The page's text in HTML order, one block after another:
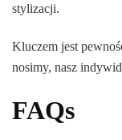
stylizacji.
Kluczem jest
nosimy, nasz
FAQs